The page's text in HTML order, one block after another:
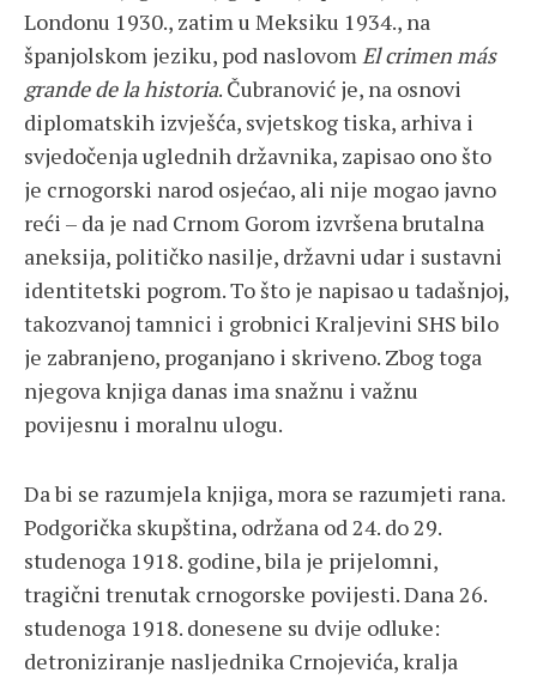
Londonu 1930., zatim u Meksiku 1934., na
španjolskom jeziku, pod naslovomEl crimen más
grande de la historia. Čubranović je, na osnovi
diplomatskih izvješća, svjetskog tiska, arhiva i
svjedočenja uglednih državnika, zapisao ono što
je crnogorski narod osjećao, ali nije mogao javno
reći – da je nad Crnom Gorom izvršena brutalna
aneksija, političko nasilje, državni udar i sustavni
identitetski pogrom. To što je napisao u tadašnjoj,
takozvanoj tamnici i grobnici Kraljevini SHS bilo
je zabranjeno, proganjano i skriveno. Zbog toga
njegova knjiga danas ima snažnu i važnu
povijesnu i moralnu ulogu.
Da bi se razumjela knjiga, mora se razumjeti rana.
Podgorička skupština, održana od 24. do 29.
studenoga 1918. godine, bila je prijelomni,
tragični trenutak crnogorske povijesti. Dana 26.
studenoga 1918. donesene su dvije odluke:
detroniziranje nasljednika Crnojevića, kralja